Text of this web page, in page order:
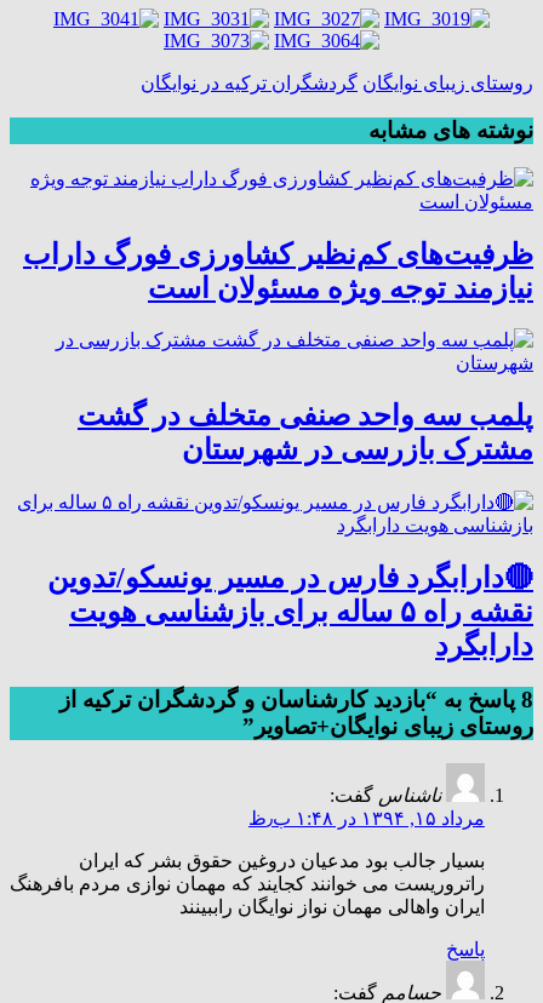
روستای زیبای نوایگان گردشگران ترکیه در نوایگان
نوشته های مشابه
ظرفیت‌های کم‌نظیر کشاورزی فورگ داراب
نیازمند توجه ویژه مسئولان است
پلمب سه واحد صنفی متخلف در گشت
مشترک بازرسی در شهرستان
🔴دارابگرد فارس در مسیر یونسکو/تدوین
نقشه راه ۵ ساله برای بازشناسی هویت
دارابگرد
8 پاسخ به “بازدید کارشناسان و گردشگران ترکیه از
روستای زیبای نوایگان+تصاویر”
ناشناس گفت:
مرداد ۱۵, ۱۳۹۴ در ۱:۴۸ ب٫ظ
بسیار جالب بود مدعیان دروغین حقوق بشر که ایران
راتروریست می خوانند کجایند که مهمان نوازی مردم بافرهنگ
ایران واهالی مهمان نواز نوایگان راببینند
پاسخ
حسامم گفت: